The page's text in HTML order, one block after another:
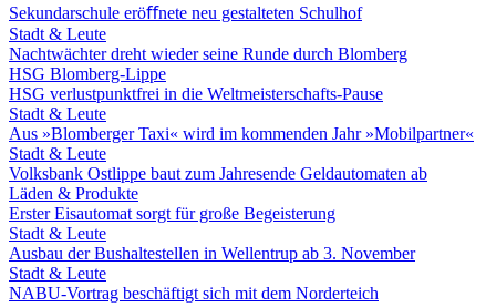
Sekundarschule eröﬀnete neu gestalteten Schulhof
Stadt & Leute
Nachtwächter dreht wieder seine Runde durch Blomberg
HSG Blomberg-Lippe
HSG verlustpunktfrei in die Weltmeisterschafts-Pause
Stadt & Leute
Aus »Blomberger Taxi« wird im kommenden Jahr »Mobilpartner«
Stadt & Leute
Volksbank Ostlippe baut zum Jahresende Geldautomaten ab
Läden & Produkte
Erster Eisautomat sorgt für große Begeisterung
Stadt & Leute
Ausbau der Bushaltestellen in Wellentrup ab 3. November
Stadt & Leute
NABU-Vortrag beschäftigt sich mit dem Norderteich